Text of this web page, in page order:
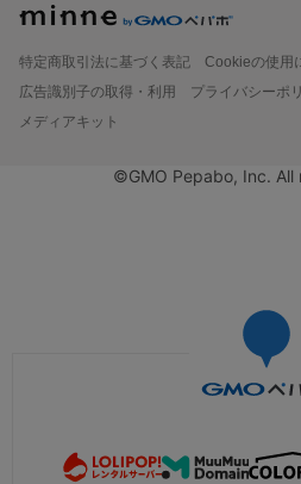
特定商取引法に基づく表記
Cookieの使用
広告識別子の取得・利用
プライバシーポ
メディアキット
©GMO Pepabo, Inc. All